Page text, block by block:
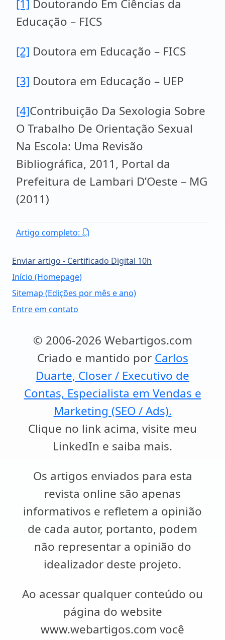
[1] Doutorando Em Ciências da
Educação – FICS
[2] Doutora em Educação – FICS
[3] Doutora em Educação – UEP
[4]Contribuição Da Sexologia Sobre
O Trabalho De Orientação Sexual
Na Escola: Uma Revisão
Bibliográfica, 2011, Portal da
Prefeitura de Lambari D’Oeste – MG
(2011)
Artigo completo:
Enviar artigo - Certificado Digital 10h
Início (Homepage)
Sitemap (Edições por mês e ano)
Entre em contato
© 2006-2026 Webartigos.com
Criado e mantido por Carlos
Duarte, Closer / Executivo de
Contas, Especialista em Vendas e
Marketing (SEO / Ads).
Clique no link acima, visite meu
LinkedIn e saiba mais.
Os artigos enviados para esta
revista online são apenas
informativos e refletem a opinião
de cada autor, portanto, podem
não representar a opinião do
idealizador deste projeto.
Ao acessar qualquer conteúdo ou
página do website
www.webartigos.com você